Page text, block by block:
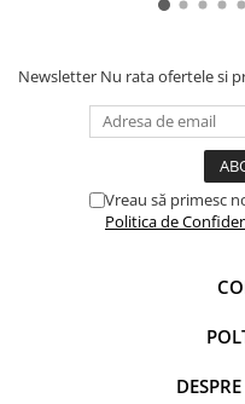
Newsletter Nu rata ofertele si
Vreau să primesc
Politica de